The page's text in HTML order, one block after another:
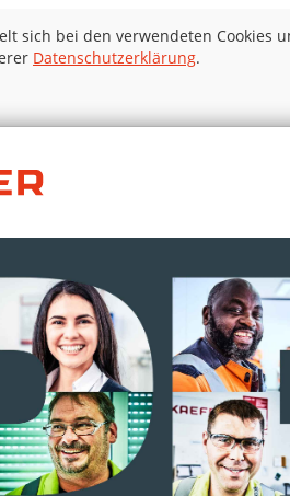
sich bei den verwendeten Cookies
Datenschutzerklärung.